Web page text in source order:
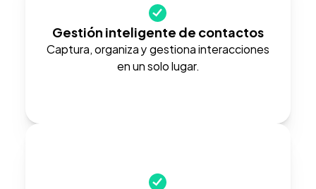
Gestión inteligente de contactos
Captura, organiza y gestiona interacciones
en un solo lugar.